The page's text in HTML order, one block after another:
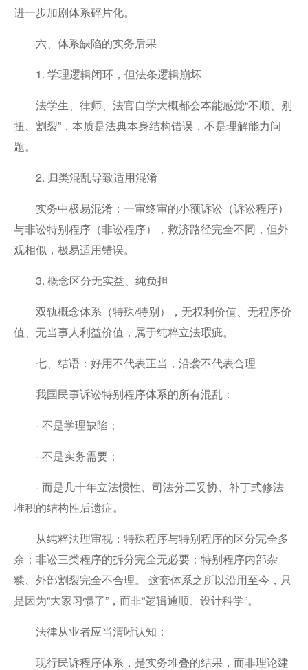
进一步加剧体系碎片化。
六、体系缺陷的实务后果
1. 学理逻辑闭环，但法条逻辑崩坏
法学生、律师、法官自学大概都会本能感觉“不顺、别
扭、割裂”，本质是法典本身结构错误，不是理解能力问
题。
2. 归类混乱导致适用混淆
实务中极易混淆：一审终审的小额诉讼（诉讼程序）
与非讼特别程序（非讼程序），救济路径完全不同，但外
观相似，极易适用错误。
3. 概念区分无实益、纯负担
双轨概念体系（特殊/特别），无权利价值、无程序价
值、无当事人利益价值，属于纯粹立法瑕疵。
七、结语：好用不代表正当，沿袭不代表合理
我国民事诉讼特别程序体系的所有混乱：
- 不是学理缺陷；
- 不是实务需要；
- 而是几十年立法惯性、司法分工妥协、补丁式修法
堆积的结构性后遗症。
从纯粹法理审视：特殊程序与特别程序的区分完全多
余；非讼三类程序的拆分完全无必要；特别程序内部杂
糅、外部割裂完全不合理。 这套体系之所以沿用至今，只
是因为“大家习惯了”，而非“逻辑通顺、设计科学”。
法律从业者应当清晰认知：
现行民诉程序体系，是实务堆叠的结果，而非理论建